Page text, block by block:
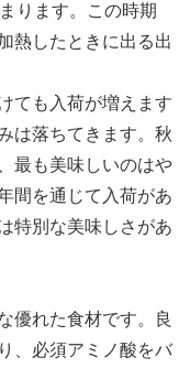
ります。この時期
熱したときに出る出
ても入荷が増えます
は落ちてきます。秋
最も美味しいのはや
間を通じて入荷があ
特別な美味しさがあ
優れた食材です。良
、必須アミノ酸をバ